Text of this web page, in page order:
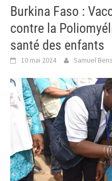
Burkina Faso :
contre la
santé des enfants
10 mai 2024 Samuel